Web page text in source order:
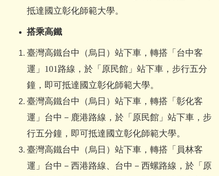
抵達國立彰化師範大學。
搭乘高鐵
臺灣高鐵台中（烏日）站下車，轉搭「台中客
運」101路線，於「原民館」站下車，步行五分
鐘，即可抵達國立彰化師範大學。
臺灣高鐵台中（烏日）站下車，轉搭「彰化客
運」台中－鹿港路線，於「原民館」站下車，步
行五分鐘，即可抵達國立彰化師範大學。
臺灣高鐵台中（烏日）站下車，轉搭「員林客
運」台中－西港路線、台中－西螺路線，於「原